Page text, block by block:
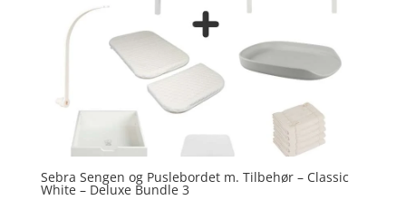
Sebra Sengen og Puslebordet m. Tilbehør – Classic
White – Deluxe Bundle 3